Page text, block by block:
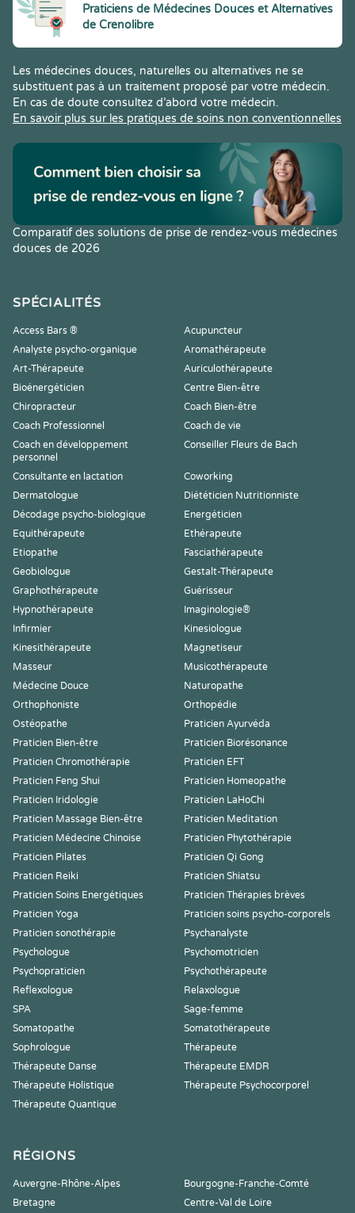
Praticiens de Médecines Douces et Alternatives
de Crenolibre
Les médecines douces, naturelles ou alternatives ne se
substituent pas à un traitement proposé par votre médecin.
En cas de doute consultez d’abord votre médecin.
En savoir plus sur les pratiques de soins non conventionnelles
Comparatif des solutions de prise de rendez-vous médecines
douces de 2026
SPÉCIALITÉS
Access Bars ®
Acupuncteur
Analyste psycho-organique
Aromathérapeute
Art-Thérapeute
Auriculothérapeute
Bioénergéticien
Centre Bien-être
Chiropracteur
Coach Bien-être
Coach Professionnel
Coach de vie
Coach en développement
personnel
Conseiller Fleurs de Bach
Consultante en lactation
Coworking
Dermatologue
Diététicien Nutritionniste
Décodage psycho-biologique
Energéticien
Equithérapeute
Ethérapeute
Etiopathe
Fasciathérapeute
Geobiologue
Gestalt-Thérapeute
Graphothérapeute
Guérisseur
Hypnothérapeute
Imaginologie®
Infirmier
Kinesiologue
Kinesithérapeute
Magnetiseur
Masseur
Musicothérapeute
Médecine Douce
Naturopathe
Orthophoniste
Orthopédie
Ostéopathe
Praticien Ayurvéda
Praticien Bien-être
Praticien Biorésonance
Praticien Chromothérapie
Praticien EFT
Praticien Feng Shui
Praticien Homeopathe
Praticien Iridologie
Praticien LaHoChi
Praticien Massage Bien-être
Praticien Meditation
Praticien Médecine Chinoise
Praticien Phytothérapie
Praticien Pilates
Praticien Qi Gong
Praticien Reiki
Praticien Shiatsu
Praticien Soins Energétiques
Praticien Thérapies brèves
Praticien Yoga
Praticien soins psycho-corporels
Praticien sonothérapie
Psychanalyste
Psychologue
Psychomotricien
Psychopraticien
Psychothérapeute
Reflexologue
Relaxologue
SPA
Sage-femme
Somatopathe
Somatothérapeute
Sophrologue
Thérapeute
Thérapeute Danse
Thérapeute EMDR
Thérapeute Holistique
Thérapeute Psychocorporel
Thérapeute Quantique
RÉGIONS
Auvergne-Rhône-Alpes
Bourgogne-Franche-Comté
Bretagne
Centre-Val de Loire